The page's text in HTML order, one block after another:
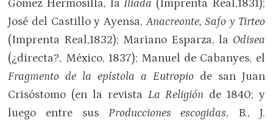
Gómez Hermosilla, laIliada (Imprenta Real,1831);
José del Castillo y Ayensa,Anacreonte, Safo y Tirteo
(Imprenta Real,1832); Mariano Esparza, la Odisea
(¿directa?, México, 1837); Manuel de Cabanyes, el
Fragmento de la epístola a Eutropio de san Juan
Crisóstomo (en la revista La Religión de 1840; y
luego entre sus Producciones escogidas, B., J.